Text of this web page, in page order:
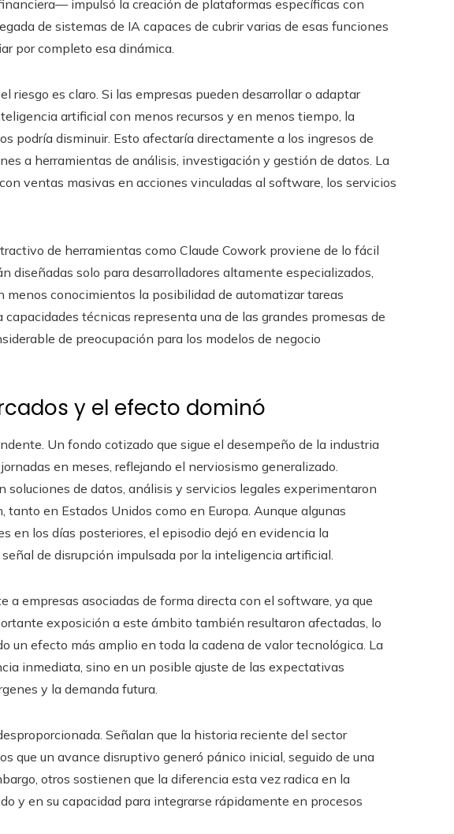
impulsó la creación de plataformas específicas con
de sistemas de IA capaces de cubrir varias de esas funciones
por completo esa dinámica.
riesgo es claro. Si las empresas pueden desarrollar o adaptar
artificial con menos recursos y en menos tiempo, la
podría disminuir. Esto afectaría directamente a los ingresos de
a herramientas de análisis, investigación y gestión de datos. La
ventas masivas en acciones vinculadas al software, los servicios
de herramientas como Claude Cowork proviene de lo fácil
diseñadas solo para desarrolladores altamente especializados,
menos conocimientos la posibilidad de automatizar tareas
técnicas representa una de las grandes promesas de
de preocupación para los modelos de negocio
y el efecto dominó
Un fondo cotizado que sigue el desempeño de la industria
en meses, reflejando el nerviosismo generalizado.
soluciones de datos, análisis y servicios legales experimentaron
tanto en Estados Unidos como en Europa. Aunque algunas
en los días posteriores, el episodio dejó en evidencia la
de disrupción impulsada por la inteligencia artificial.
a empresas asociadas de forma directa con el software, ya que
exposición a este ámbito también resultaron afectadas, lo
un efecto más amplio en toda la cadena de valor tecnológica. La
inmediata, sino en un posible ajuste de las expectativas
y la demanda futura.
Señalan que la historia reciente del sector
que un avance disruptivo generó pánico inicial, seguido de una
otros sostienen que la diferencia esta vez radica en la
y en su capacidad para integrarse rápidamente en procesos